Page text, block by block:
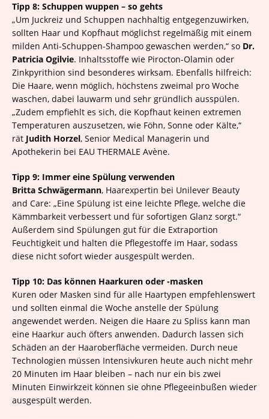
Tipp 8: Schuppen wuppen – so gehts
„Um Juckreiz und Schuppen nachhaltig entgegenzuwirken,
sollten Haar und Kopfhaut möglichst regelmäßig mit einem
milden Anti-Schuppen-Shampoo gewaschen werden,“ so Dr.
Patricia Ogilvie. Inhaltsstoffe wie Pirocton-Olamin oder
Zinkpyrithion sind besonderes wirksam. Ebenfalls hilfreich:
Die Haare, wenn möglich, höchstens zweimal pro Woche
waschen, dabei lauwarm und sehr gründlich ausspülen.
„Zudem empfiehlt es sich, die Kopfhaut keinen extremen
Temperaturen auszusetzen, wie Föhn, Sonne oder Kälte,“
rät Judith Horzel, Senior Medical Managerin und
Apothekerin bei EAU THERMALE Avène.
Tipp 9: Immer eine Spülung verwenden
Britta Schwägermann, Haarexpertin bei Unilever Beauty
and Care: „Eine Spülung ist eine leichte Pflege, welche die
Kämmbarkeit verbessert und für sofortigen Glanz sorgt.“
Außerdem sind Spülungen gut für die Extraportion
Feuchtigkeit und halten die Pflegestoffe im Haar, sodass
diese nicht sofort wieder ausgespült werden.
Tipp 10: Das können Haarkuren oder -masken
Kuren oder Masken sind für alle Haartypen empfehlenswert
und sollten einmal die Woche anstelle der Spülung
angewendet werden. Neigen die Haare zu Spliss kann man
eine Haarkur auch öfters anwenden. Dadurch lassen sich
Schäden an der Haaroberfläche vermeiden. Durch neue
Technologien müssen Intensivkuren heute auch nicht mehr
20 Minuten im Haar bleiben – nach nur ein bis zwei
Minuten Einwirkzeit können sie ohne Pflegeeinbußen wieder
ausgespült werden.